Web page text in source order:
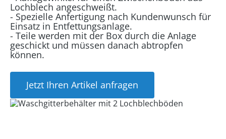
Lochblech angeschweißt.
- Spezielle Anfertigung nach Kundenwunsch für
Einsatz in Entfettungsanlage.
- Teile werden mit der Box durch die Anlage
geschickt und müssen danach abtropfen
können.
Jetzt Ihren Artikel anfragen